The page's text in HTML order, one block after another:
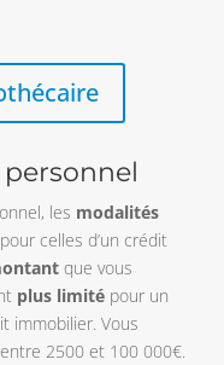
les modalités
celles d’un crédit
que vous
plus limité pour un
immobilier. Vous
2500 et 100 000€.